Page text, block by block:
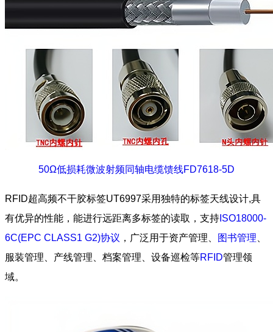
50Ω低损耗微波射频同轴电缆馈线FD7618-5D
RFID超高频不干胶标签UT6997采用独特的标签天线设计,具
有优异的性能，能进行远距离多标签的读取，支持 ISO18000-
6C(EPC CLASS1 G2)协议 ，广泛用于资产管理、 图书管理
服装管理、产线管理、档案管理、设备巡检等RFID管理领
域。